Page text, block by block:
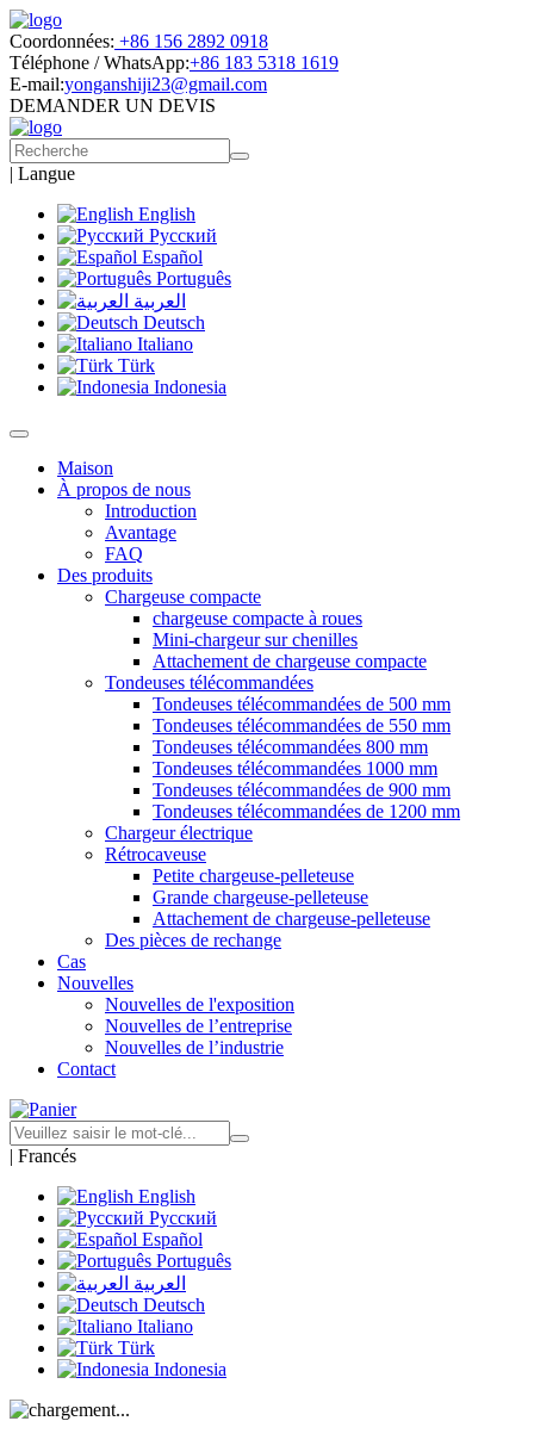
Coordonnées: +86 156 2892 0918
Téléphone / WhatsApp:+86 183 5318 1619
E-mail:yonganshiji23@gmail.com
DEMANDER UN DEVIS
| Langue
English
Русский
Español
Português
العربية
Deutsch
Italiano
Türk
Indonesia
Maison
À propos de nous
Introduction
Avantage
FAQ
Des produits
Chargeuse compacte
chargeuse compacte à roues
Mini-chargeur sur chenilles
Attachement de chargeuse compacte
Tondeuses télécommandées
Tondeuses télécommandées de 500 mm
Tondeuses télécommandées de 550 mm
Tondeuses télécommandées 800 mm
Tondeuses télécommandées 1000 mm
Tondeuses télécommandées de 900 mm
Tondeuses télécommandées de 1200 mm
Chargeur électrique
Rétrocaveuse
Petite chargeuse-pelleteuse
Grande chargeuse-pelleteuse
Attachement de chargeuse-pelleteuse
Des pièces de rechange
Cas
Nouvelles
Nouvelles de l'exposition
Nouvelles de l’entreprise
Nouvelles de l’industrie
Contact
| Francés
English
Русский
Español
Português
العربية
Deutsch
Italiano
Türk
Indonesia